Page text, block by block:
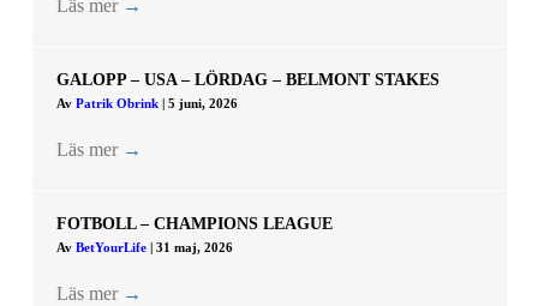
Läs mer →
GALOPP – USA – LÖRDAG – BELMONT STAKES
Av Patrik Obrink 5 juni, 2026
Läs mer →
FOTBOLL – CHAMPIONS LEAGUE
Av BetYourLife 31 maj, 2026
Läs mer →